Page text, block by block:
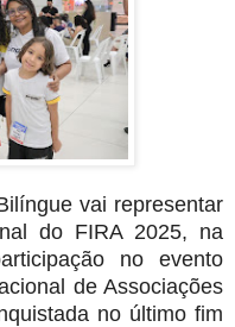
vai representar
do FIRA 2025, na
no evento
de Associações
no último fim